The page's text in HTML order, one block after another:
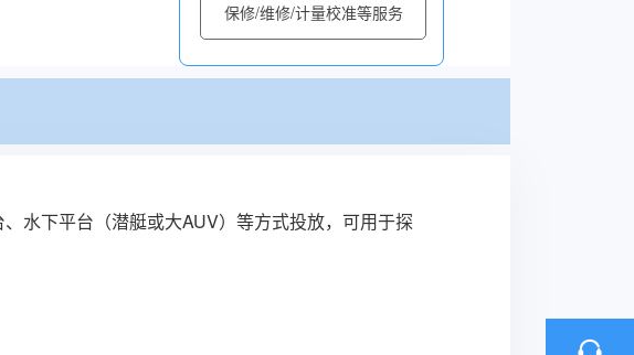
保修/维修/计量校准等服务
水下平台（潜艇或大AUV）等方式投放，可用于探